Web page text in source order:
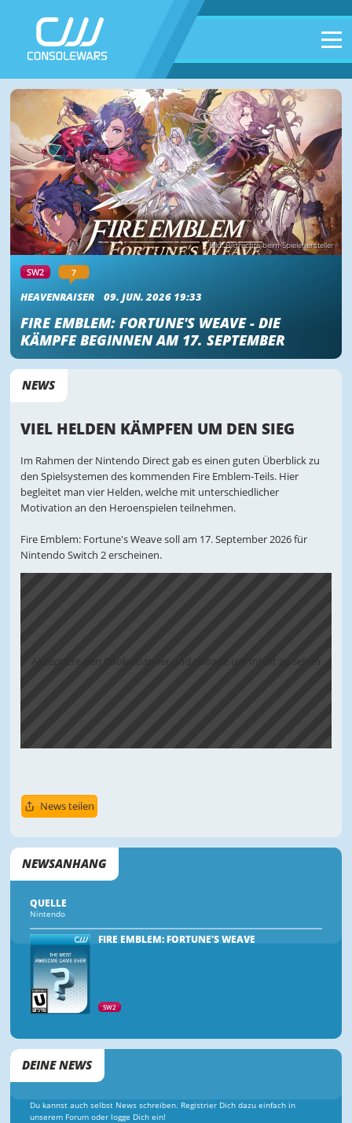
Bild: Bildrechte beim Spielehersteller
SW2 7
HEAVENRAISER 09. JUN. 2026 19:33
FIRE EMBLEM: FORTUNE'S WEAVE - DIE
KÄMPFE BEGINNEN AM 17. SEPTEMBER
NEWS
VIEL HELDEN KÄMPFEN UM DEN SIEG
Im Rahmen der Nintendo Direct gab es einen guten Überblick zu
den Spielsystemen des kommenden Fire Emblem-Teils. Hier
begleitet man vier Helden, welche mit unterschiedlicher
Motivation an den Heroenspielen teilnehmen.
Fire Emblem: Fortune's Weave soll am 17. September 2026 für
Nintendo Switch 2 erscheinen.
Akzeptiere den Cookiebanner und reloade um Inhalt zu sehen
News teilen
NEWSANHANG
QUELLE
Nintendo
FIRE EMBLEM: FORTUNE’S WEAVE
SW2
DEINE NEWS
Du kannst auch selbst News schreiben. Registrier Dich dazu einfach in
unserem Forum oder logge Dich ein!